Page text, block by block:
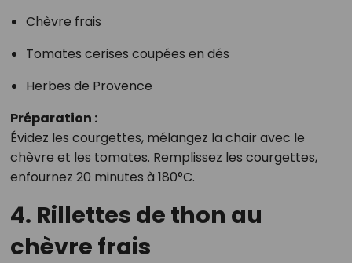
Chèvre frais
Tomates cerises coupées en dés
Herbes de Provence
Préparation :
Évidez les courgettes, mélangez la chair avec le
chèvre et les tomates. Remplissez les courgettes,
enfournez 20 minutes à 180°C.
4. Rillettes de thon au
chèvre frais